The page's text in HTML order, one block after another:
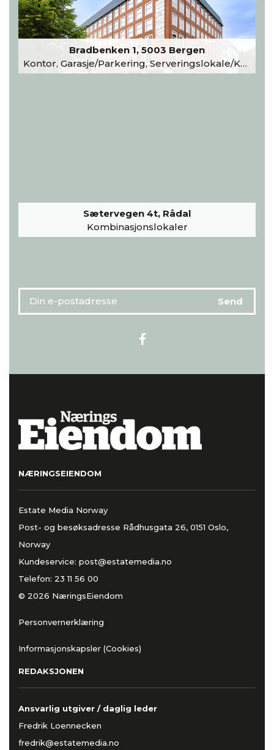
Bradbenken 1, 5003 Bergen
Kontor, Garasje/Parkering, Serveringslokale/Kantine, Undervisning/Arrangement
Sætervegen 4t, Rådal
Kombinasjonslokaler
NÆRINGSEIENDOM
Estate Media Norway
Post- og besøksadresse Rådhusgata 26, 0151 Oslo,
Norway
Kundeservice: post@estatemedia.no
Telefon: 23 11 56 00
© 2026 NæringsEiendom
Personvernerklæring
Informasjonskapsler (Cookies)
REDAKSJONEN
Ansvarlig utgiver / daglig leder
Fredrik Loennecken
fredrik@estatemedia.no